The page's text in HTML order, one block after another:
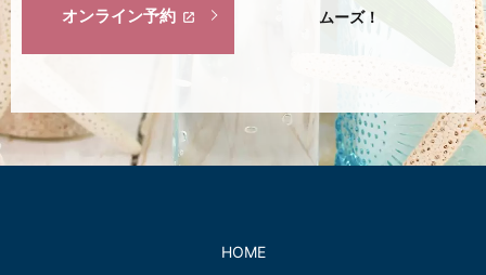
オンライン予約
ムーズ！
HOME